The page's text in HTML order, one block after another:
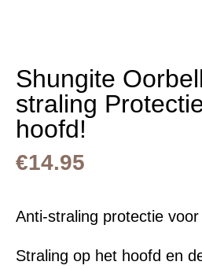
Shungite
straling
hoofd!
€14.95
Anti-straling protectie
Straling op het hoofd en